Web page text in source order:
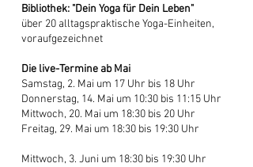
Bibliothek: "Dein Yoga für Dein Leben"
über 20 alltagspraktische Yoga-Einheiten,
voraufgezeichnet
Die live-Termine ab Mai
Samstag, 2. Mai um 17 Uhr bis 18 Uhr
Donnerstag, 14. Mai um 10:30 bis 11:15 Uhr
Mittwoch, 20. Mai um 18:30 bis 20 Uhr
Freitag, 29. Mai um 18:30 bis 19:30 Uhr
Mittwoch, 3. Juni um 18:30 bis 19:30 Uhr